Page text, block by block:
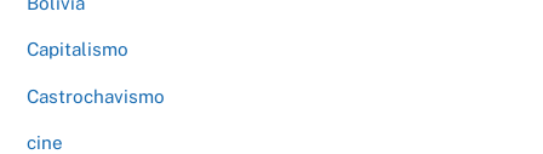
Capitalismo
Castrochavismo
cine